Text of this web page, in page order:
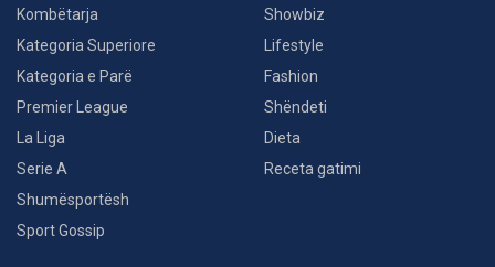
Kombëtarja
Kategoria Superiore
Kategoria e Parë
Premier League
La Liga
Serie A
Shumësportësh
Sport Gossip
Showbiz
Lifestyle
Fashion
Shëndeti
Dieta
Receta gatimi